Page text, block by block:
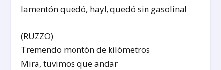
lamentón quedó, hay!, quedó sin gasolina!
(RUZZO)
Tremendo montón de kilómetros
Mira, tuvimos que andar